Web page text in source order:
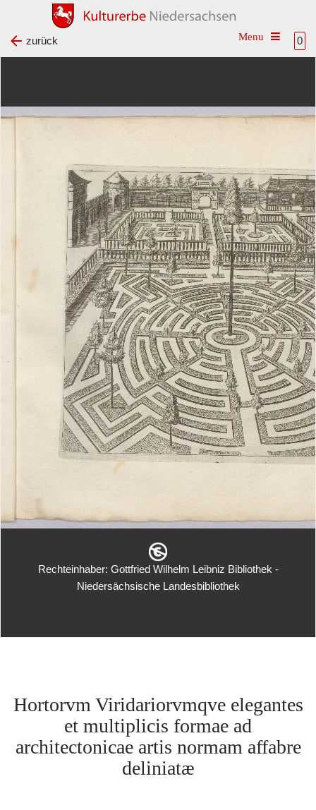
0
Toggle
zurück
Rechteinhaber: Gottfried Wilhelm Leibniz Bibliothek -
Niedersächsische Landesbibliothek
Hortorvm Viridariorvmqve elegantes
et multiplicis formae ad
architectonicae artis normam affabre
deliniatæ